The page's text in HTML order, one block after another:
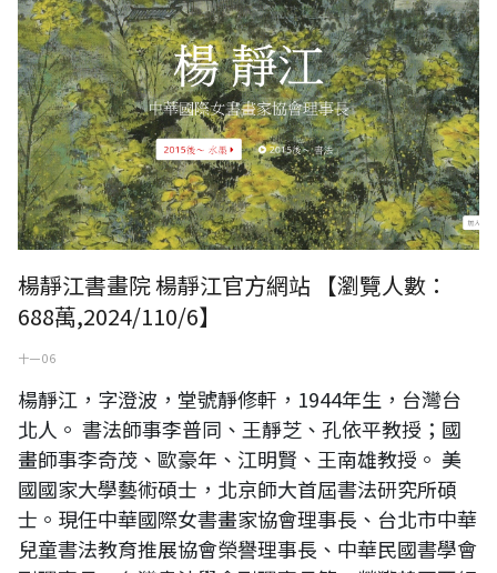
楊靜江書畫院 楊靜江官方網站 【瀏覽人數：
688萬,2024/110/6】
十一 06
楊靜江，字澄波，堂號靜修軒，1944年生，台灣台
北人。 書法師事李普同、王靜芝、孔依平教授；國
畫師事李奇茂、歐豪年、江明賢、王南雄教授。 美
國國家大學藝術碩士，北京師大首屆書法研究所碩
士。現任中華國際女書畫家協會理事長、台北市中華
兒童書法教育推展協會榮譽理事長、中華民國書學會